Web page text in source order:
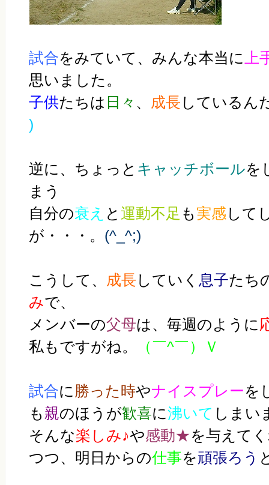
試合をみていて、みんな本当に
思いました。
子供たちは 日々 、 成長 し ているん
)
逆に、ちょっと キャッチボールを
まう
自分の衰え と運動不足 も 実感 して
が・・・。 (^_^;)
こうして、 成長 していく 息子たち
みで、
メンバーの父母は、毎週のように
私もですがね。
（￣^￣）Ｖ
試合に 勝った時やナイスプレーを
も 親のほうが歓喜に沸いて しまい
そんな楽しみ♪や感動★を与えて
つつ、明日からの仕事を頑張ろう